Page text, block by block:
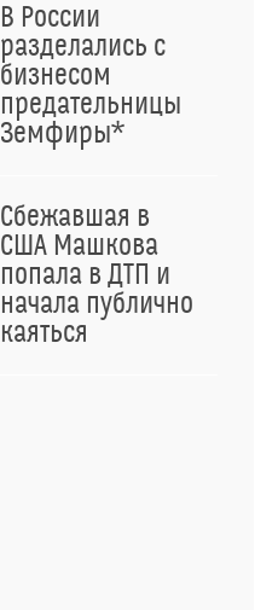
В России
разделались с
бизнесом
предательницы
Земфиры*
Сбежавшая в
США Машкова
попала в ДТП и
начала публично
каяться